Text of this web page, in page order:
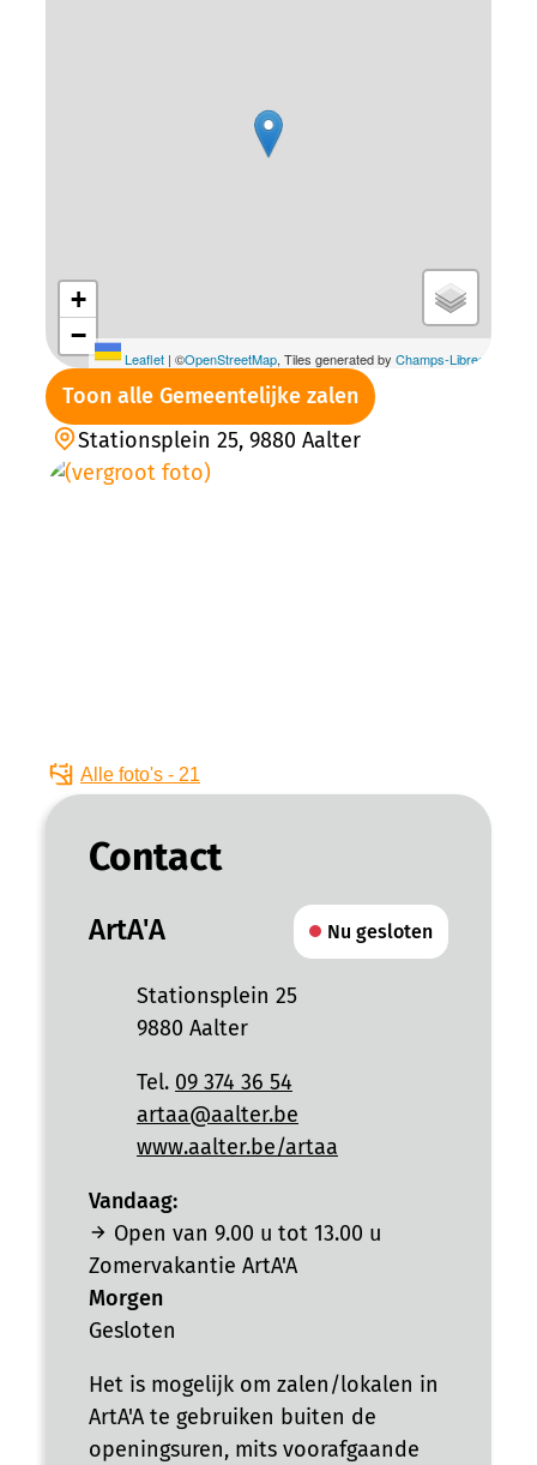
+
−
Leaflet | ©OpenStreetMap, Tiles generated by Champs-Libres
Toon alle Gemeentelijke zalen
Stationsplein 25, 9880 Aalter
Alle foto's - 21
Contact
ArtA'A Nu gesloten
AdresStationsplein 25
,9880 Aalter
09 374 36 54
E-mailartaa@aalter.be
Websitewww.aalter.be/artaa
Vandaag:
Open van 9.00 u tot 13.00 u
Zomervakantie ArtA'A
Morgen
Gesloten
Het is mogelijk om zalen/lokalen in
ArtA'A te gebruiken buiten de
openingsuren, mits voorafgaande